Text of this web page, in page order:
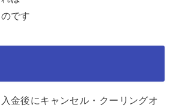
のです
金後にキャンセル・クーリングオ